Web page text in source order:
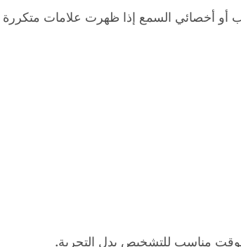
أو أخصائي السمع إذا ظهرت علامات
الوقت مناسب للتشخيص بدل التجربة.